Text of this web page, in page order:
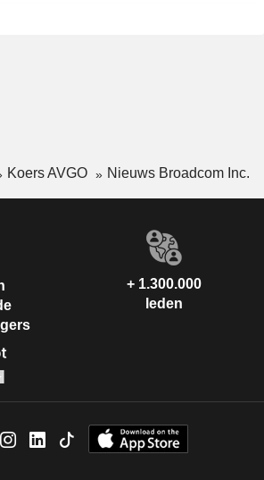
Koers AVGO Nieuws Broadcom Inc.
+ 1.300.000
leden